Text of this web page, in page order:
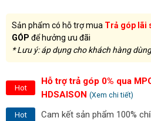
Sản phẩm có hỗ trợ mua Trả góp lãi
GÓP để hưởng ưu đãi
* Lưu ý: áp dụng cho khách hàng
Hot
Hỗ trợ trả góp 0% qua
HDSAISON (Xem chi tiết)
Hot Cam kết sản phẩm 100%